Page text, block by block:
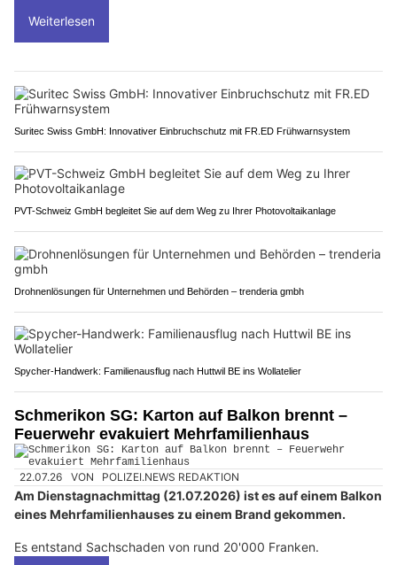
Weiterlesen
Suritec Swiss GmbH: Innovativer Einbruchschutz mit FR.ED Frühwarnsystem
PVT-Schweiz GmbH begleitet Sie auf dem Weg zu Ihrer Photovoltaikanlage
Drohnenlösungen für Unternehmen und Behörden – trenderia gmbh
Spycher-Handwerk: Familienausflug nach Huttwil BE ins Wollatelier
Schmerikon SG: Karton auf Balkon brennt –
Feuerwehr evakuiert Mehrfamilienhaus
22.07.26 VON POLIZEI.NEWS REDAKTION
Am Dienstagnachmittag (21.07.2026) ist es auf einem Balkon
eines Mehrfamilienhauses zu einem Brand gekommen.
Es entstand Sachschaden von rund 20'000 Franken.